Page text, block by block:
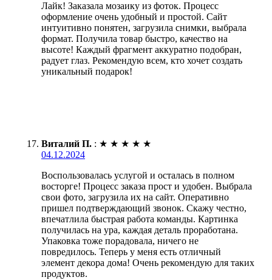
Лайк! Заказала мозаику из фоток. Процесс
оформление очень удобный и простой. Сайт
интуитивно понятен, загрузила снимки, выбрала
формат. Получила товар быстро, качество на
высоте! Каждый фрагмент аккуратно подобран,
радует глаз. Рекомендую всем, кто хочет создать
уникальный подарок!
Виталий П. : ★ ★ ★ ★ ★
04.12.2024
Воспользовалась услугой и осталась в полном
восторге! Процесс заказа прост и удобен. Выбрала
свои фото, загрузила их на сайт. Оперативно
пришел подтверждающий звонок. Скажу честно,
впечатлила быстрая работа команды. Картинка
получилась на ура, каждая деталь проработана.
Упаковка тоже порадовала, ничего не
повредилось. Теперь у меня есть отличный
элемент декора дома! Очень рекомендую для таких
продуктов.